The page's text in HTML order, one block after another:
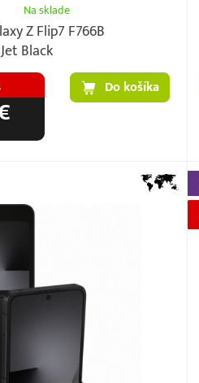
Na sklade
Z Flip7 F766B
Black
Do košíka